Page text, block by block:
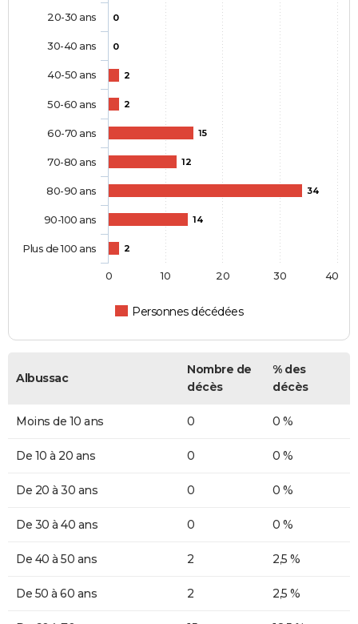
0
0
2
2
15
12
34
14
2
Personnes décédées
20-30 ans
30-40 ans
40-50 ans
50-60 ans
60-70 ans
70-80 ans
80-90 ans
90-100 ans
Plus de 100 ans
0 10 20 30 40
Albussac
Nombre de
décès
% des
décès
Moins de 10 ans 0 0 %
De 10 à 20 ans 0 0 %
De 20 à 30 ans 0 0 %
De 30 à 40 ans 0 0 %
De 40 à 50 ans 2 2,5 %
De 50 à 60 ans 2 2,5 %